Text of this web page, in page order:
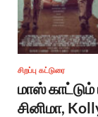
சிறப்பு கட்டுரை
மாஸ் காட்டும்
சினிமா,